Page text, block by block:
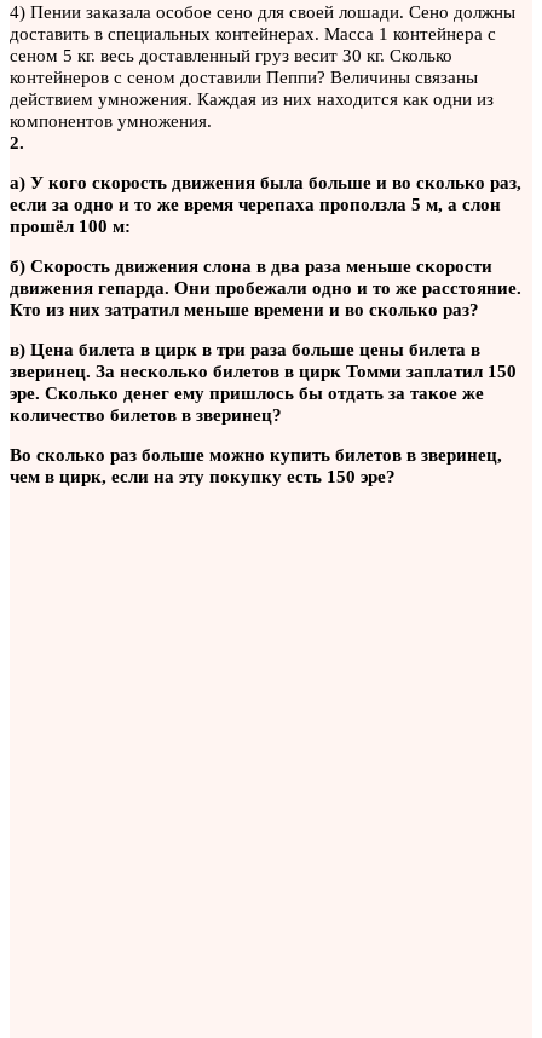
4) Пении заказала особое сено для своей лошади. Сено должны
доставить в специальных контейнерах. Масса 1 контейнера с
сеном 5 кг. весь доставленный груз весит 30 кг. Сколько
контейнеров с сеном доставили Пеппи? Величины связаны
действием умножения. Каждая из них находится как одни из
компонентов умножения.
2.
а) У кого скорость движения была больше и во сколько раз,
если за одно и то же время черепаха проползла 5 м, а слон
прошёл 100 м:
б) Скорость движения слона в два раза меньше скорости
движения гепарда. Они пробежали одно и то же расстояние.
Кто из них затратил меньше времени и во сколько раз?
в) Цена билета в цирк в три раза больше цены билета в
зверинец. За несколько билетов в цирк Томми заплатил 150
эре. Сколько денег ему пришлось бы отдать за такое же
количество билетов в зверинец?
Во сколько раз больше можно купить билетов в зверинец,
чем в цирк, если на эту покупку есть 150 эре?